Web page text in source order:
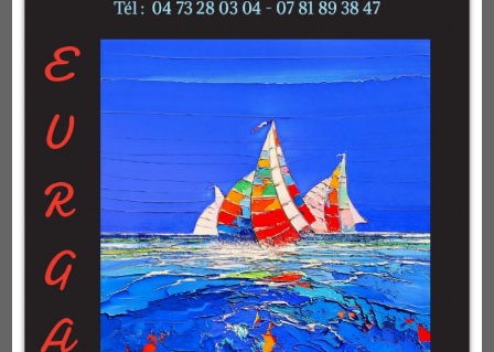
Description
Dimensions : 40 x 80 cm